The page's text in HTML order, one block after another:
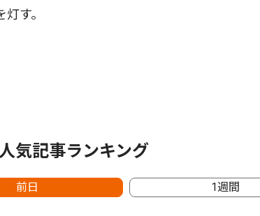
す。
気記事ランキング
前日 1週間